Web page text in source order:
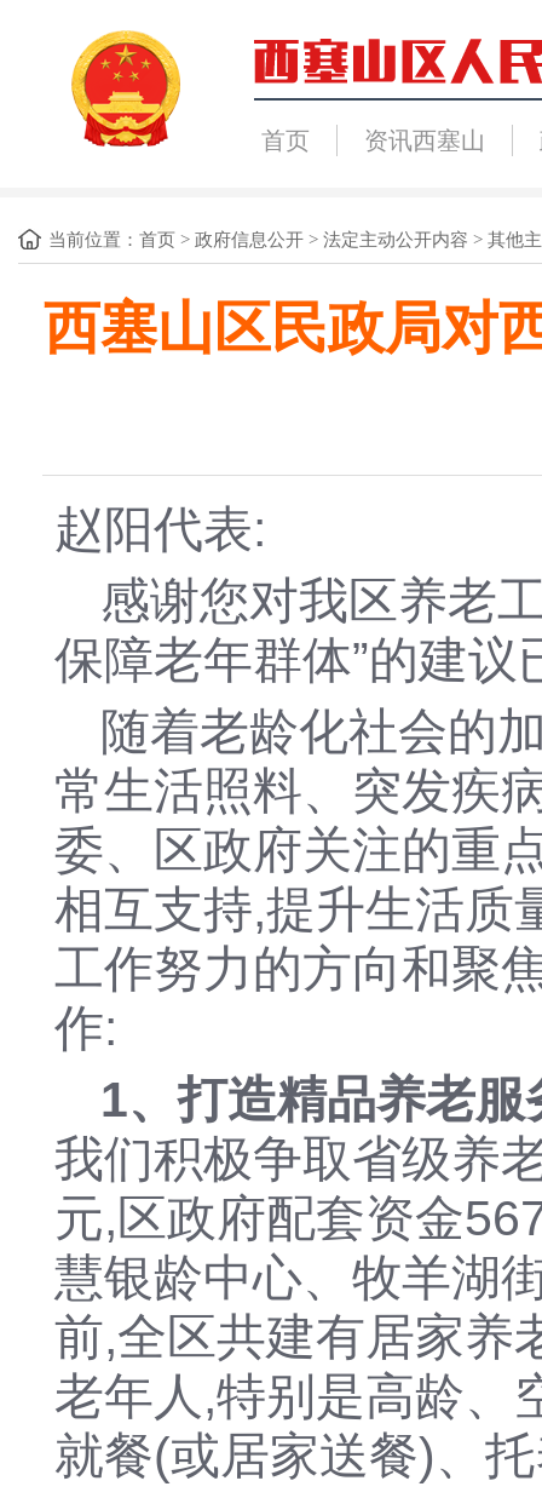
首页 资讯西塞山
当前位置： 首页 > 政府信息公开 > 法定主动公开内容 > 其他
西塞山区民政局对
赵阳代表:
感谢您对我区养老
保障老年群体”的建议
随着老龄化社会的
常生活照料、突发疾
委、区政府关注的重
相互支持,提升生活质
工作努力的方向和聚
作:
1、打造精品养老
我们积极争取省级养
元,区政府配套资金
慧银龄中心、牧羊湖
前,全区共建有居家养
老年人,特别是高龄、
就餐(或居家送餐)、